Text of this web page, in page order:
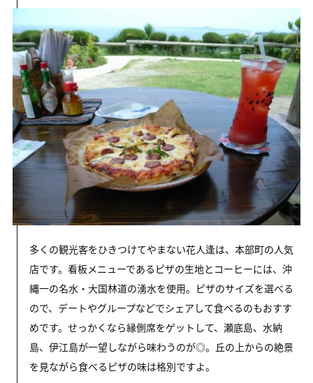
多くの観光客をひきつけてやまない花人逢は、本部町の人気
店です。看板メニューであるピザの生地とコーヒーには、沖
縄一の名水・大国林道の湧水を使用。ピザのサイズを選べる
ので、デートやグループなどでシェアして食べるのもおすす
めです。せっかくなら縁側席をゲットして、瀬底島、水納
島、伊江島が一望しながら味わうのが◎。丘の上からの絶景
を見ながら食べるピザの味は格別ですよ。